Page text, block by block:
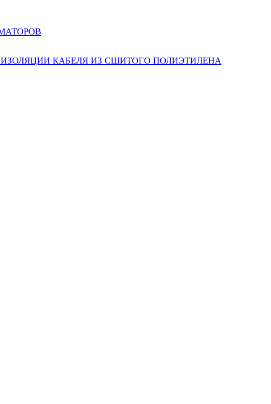
КАБЕЛЯ ИЗ СШИТОГО ПОЛИЭТИЛЕНА